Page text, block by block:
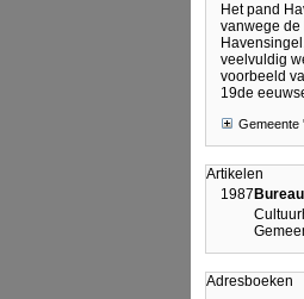
Het pand
vanwege de
veelvuldig
voorbeeld
19de
Gemeente
Artikelen
1987
Adresboeken